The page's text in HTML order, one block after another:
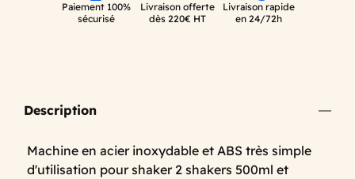
Paiement 100%
sécurisé
Livraison offerte
dès 220€ HT
Livraison rapide
en 24/72h
Description
Machine en acier inoxydable et ABS très simple
d'utilisation pour shaker 2 shakers 500ml et